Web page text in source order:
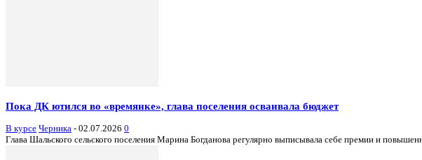
Пока ДК ютился во «времянке», глава поселения осваивала бюджет
В курсе Черника - 02.07.2026 0
Глава Шальского сельского поселения Марина Богданова регулярно выписывала себе премии и